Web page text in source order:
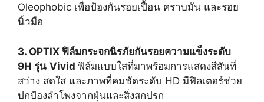
Oleophobic เพื่อป้องกันรอยเปื้อน คราบมัน และรอย
นิ้วมือ
3. OPTIX ฟิล์มกระจกนิรภัยกันรอยความแข็งระดับ
9H รุ่น Vivid ฟิล์มแบบใสที่มาพร้อมการแสดงสีสันที่
สว่าง สดใส และภาพที่คมชัดระดับ HD มีฟิลเตอร์ช่วย
ปกป้องลำโพงจากฝุ่นและสิ่งสกปรก